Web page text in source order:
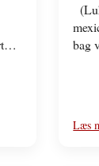
bag
Læs